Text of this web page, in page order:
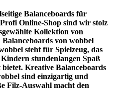
Balanceboards für
Online-Shop sind wir stolz
Kollektion von
von wobbel
steht für Spielzeug, das
stundenlangen Spaß
Kreative Balanceboards
sind einzigartig und
Filz-Auswahl macht den